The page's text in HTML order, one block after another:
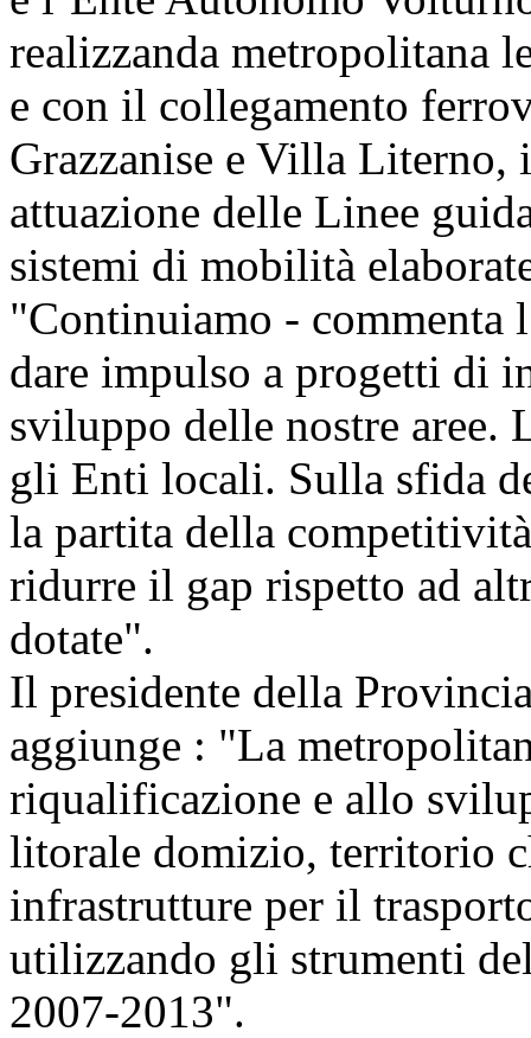
realizzanda metropolitana
e con il collegamento
Grazzanise e Villa Literno,
attuazione delle Linee
sistemi di mobilità
"Continuiamo - commenta
dare impulso a progetti di
sviluppo delle nostre aree.
gli Enti locali. Sulla sfida
la partita della
ridurre il gap rispetto ad
dotate".
Il presidente della
aggiunge : "La
riqualificazione e allo
litorale domizio, territorio
infrastrutture per il
utilizzando gli strumenti
2007-2013".